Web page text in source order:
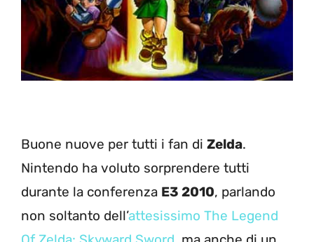
Buone nuove per tutti i fan di Zelda.
Nintendo ha voluto sorprendere tutti
durante la conferenza E3 2010, parlando
non soltanto dell’attesissimo The Legend